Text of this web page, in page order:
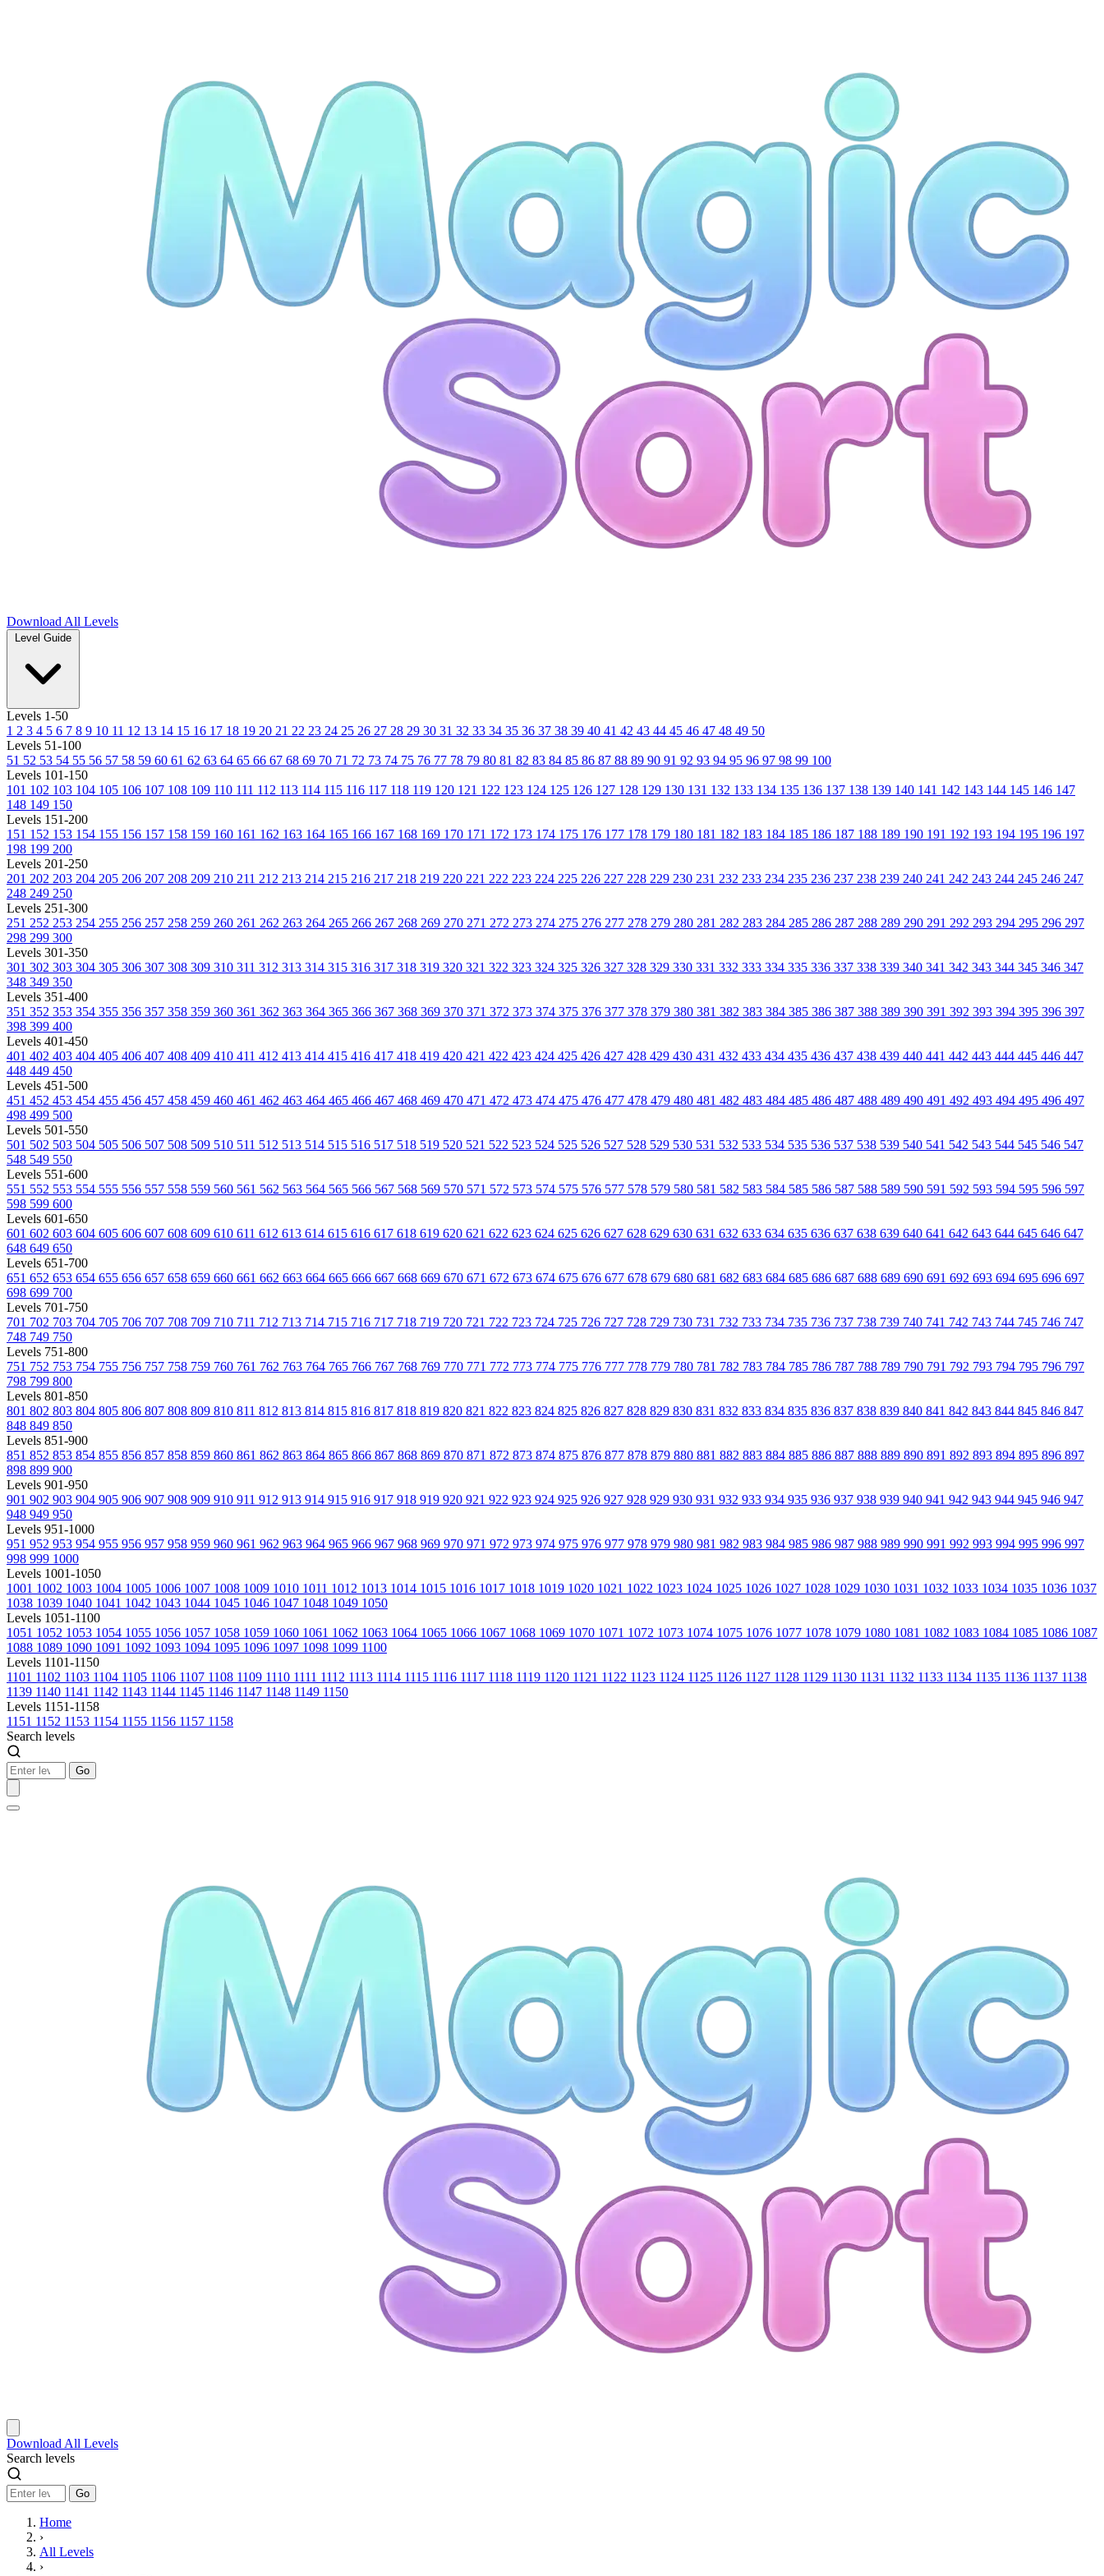
Download All Levels
Level Guide
Levels 1-50
1 2 3 4 5 6 7 8 9 10 11 12 13 14 15 16 17 18 19 20 21 22 23 24 25 26 27 28 29 30 31 32 33 34 35 36 37 38 39 40 41 42 43 44 45 46 47 48 49 50
Levels 51-100
51 52 53 54 55 56 57 58 59 60 61 62 63 64 65 66 67 68 69 70 71 72 73 74 75 76 77 78 79 80 81 82 83 84 85 86 87 88 89 90 91 92 93 94 95 96 97 98 99 100
Levels 101-150
101 102 103 104 105 106 107 108 109 110 111 112 113 114 115 116 117 118 119 120 121 122 123 124 125 126 127 128 129 130 131 132 133 134 135 136 137 138 139 140 141 142 143 144 145 146 147
148 149 150
Levels 151-200
151 152 153 154 155 156 157 158 159 160 161 162 163 164 165 166 167 168 169 170 171 172 173 174 175 176 177 178 179 180 181 182 183 184 185 186 187 188 189 190 191 192 193 194 195 196 197
198 199 200
Levels 201-250
201 202 203 204 205 206 207 208 209 210 211 212 213 214 215 216 217 218 219 220 221 222 223 224 225 226 227 228 229 230 231 232 233 234 235 236 237 238 239 240 241 242 243 244 245 246 247
248 249 250
Levels 251-300
251 252 253 254 255 256 257 258 259 260 261 262 263 264 265 266 267 268 269 270 271 272 273 274 275 276 277 278 279 280 281 282 283 284 285 286 287 288 289 290 291 292 293 294 295 296 297
298 299 300
Levels 301-350
301 302 303 304 305 306 307 308 309 310 311 312 313 314 315 316 317 318 319 320 321 322 323 324 325 326 327 328 329 330 331 332 333 334 335 336 337 338 339 340 341 342 343 344 345 346 347
348 349 350
Levels 351-400
351 352 353 354 355 356 357 358 359 360 361 362 363 364 365 366 367 368 369 370 371 372 373 374 375 376 377 378 379 380 381 382 383 384 385 386 387 388 389 390 391 392 393 394 395 396 397
398 399 400
Levels 401-450
401 402 403 404 405 406 407 408 409 410 411 412 413 414 415 416 417 418 419 420 421 422 423 424 425 426 427 428 429 430 431 432 433 434 435 436 437 438 439 440 441 442 443 444 445 446 447
448 449 450
Levels 451-500
451 452 453 454 455 456 457 458 459 460 461 462 463 464 465 466 467 468 469 470 471 472 473 474 475 476 477 478 479 480 481 482 483 484 485 486 487 488 489 490 491 492 493 494 495 496 497
498 499 500
Levels 501-550
501 502 503 504 505 506 507 508 509 510 511 512 513 514 515 516 517 518 519 520 521 522 523 524 525 526 527 528 529 530 531 532 533 534 535 536 537 538 539 540 541 542 543 544 545 546 547
548 549 550
Levels 551-600
551 552 553 554 555 556 557 558 559 560 561 562 563 564 565 566 567 568 569 570 571 572 573 574 575 576 577 578 579 580 581 582 583 584 585 586 587 588 589 590 591 592 593 594 595 596 597
598 599 600
Levels 601-650
601 602 603 604 605 606 607 608 609 610 611 612 613 614 615 616 617 618 619 620 621 622 623 624 625 626 627 628 629 630 631 632 633 634 635 636 637 638 639 640 641 642 643 644 645 646 647
648 649 650
Levels 651-700
651 652 653 654 655 656 657 658 659 660 661 662 663 664 665 666 667 668 669 670 671 672 673 674 675 676 677 678 679 680 681 682 683 684 685 686 687 688 689 690 691 692 693 694 695 696 697
698 699 700
Levels 701-750
701 702 703 704 705 706 707 708 709 710 711 712 713 714 715 716 717 718 719 720 721 722 723 724 725 726 727 728 729 730 731 732 733 734 735 736 737 738 739 740 741 742 743 744 745 746 747
748 749 750
Levels 751-800
751 752 753 754 755 756 757 758 759 760 761 762 763 764 765 766 767 768 769 770 771 772 773 774 775 776 777 778 779 780 781 782 783 784 785 786 787 788 789 790 791 792 793 794 795 796 797
798 799 800
Levels 801-850
801 802 803 804 805 806 807 808 809 810 811 812 813 814 815 816 817 818 819 820 821 822 823 824 825 826 827 828 829 830 831 832 833 834 835 836 837 838 839 840 841 842 843 844 845 846 847
848 849 850
Levels 851-900
851 852 853 854 855 856 857 858 859 860 861 862 863 864 865 866 867 868 869 870 871 872 873 874 875 876 877 878 879 880 881 882 883 884 885 886 887 888 889 890 891 892 893 894 895 896 897
898 899 900
Levels 901-950
901 902 903 904 905 906 907 908 909 910 911 912 913 914 915 916 917 918 919 920 921 922 923 924 925 926 927 928 929 930 931 932 933 934 935 936 937 938 939 940 941 942 943 944 945 946 947
948 949 950
Levels 951-1000
951 952 953 954 955 956 957 958 959 960 961 962 963 964 965 966 967 968 969 970 971 972 973 974 975 976 977 978 979 980 981 982 983 984 985 986 987 988 989 990 991 992 993 994 995 996 997
998 999 1000
Levels 1001-1050
1001 1002 1003 1004 1005 1006 1007 1008 1009 1010 1011 1012 1013 1014 1015 1016 1017 1018 1019 1020 1021 1022 1023 1024 1025 1026 1027 1028 1029 1030 1031 1032 1033 1034 1035 1036 1037
1038 1039 1040 1041 1042 1043 1044 1045 1046 1047 1048 1049 1050
Levels 1051-1100
1051 1052 1053 1054 1055 1056 1057 1058 1059 1060 1061 1062 1063 1064 1065 1066 1067 1068 1069 1070 1071 1072 1073 1074 1075 1076 1077 1078 1079 1080 1081 1082 1083 1084 1085 1086 1087
1088 1089 1090 1091 1092 1093 1094 1095 1096 1097 1098 1099 1100
Levels 1101-1150
1101 1102 1103 1104 1105 1106 1107 1108 1109 1110 1111 1112 1113 1114 1115 1116 1117 1118 1119 1120 1121 1122 1123 1124 1125 1126 1127 1128 1129 1130 1131 1132 1133 1134 1135 1136 1137 1138
1139 1140 1141 1142 1143 1144 1145 1146 1147 1148 1149 1150
Levels 1151-1158
1151 1152 1153 1154 1155 1156 1157 1158
Search levels
Go
Download All Levels
Search levels
Go
Home
›
All Levels
›